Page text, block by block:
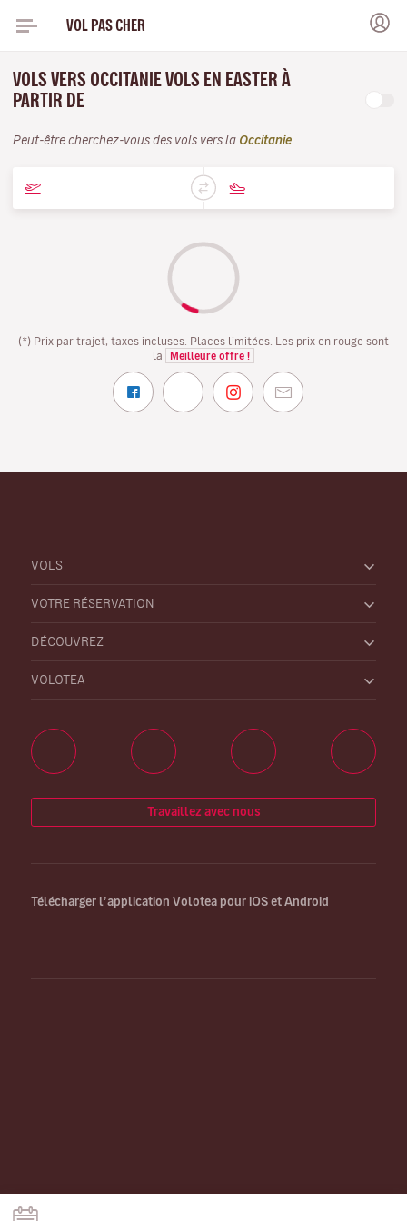
VOL PAS CHER
VOLS VERS OCCITANIE VOLS EN EASTER À
PARTIR DE
Peut-être cherchez-vous des vols vers la Occitanie
(*) Prix par trajet, taxes incluses. Places limitées. Les prix en rouge sont
la
Meilleure offre !
VOLS
VOTRE RÉSERVATION
DÉCOUVREZ
VOLOTEA
Travaillez avec nous
Télécharger l’application Volotea pour iOS et Android